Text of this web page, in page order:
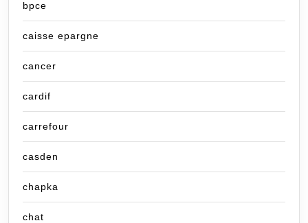
bpce
caisse epargne
cancer
cardif
carrefour
casden
chapka
chat